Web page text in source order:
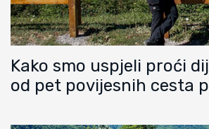
Kako smo uspjeli proći
od pet povijesnih cesta